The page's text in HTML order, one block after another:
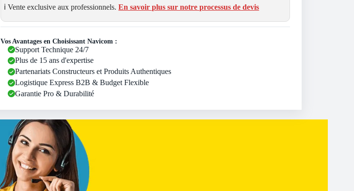
ℹ️ Vente exclusive aux professionnels.En savoir plus sur notre processus de devis
Vos Avantages en Choisissant Navicom :
Support Technique 24/7
Plus de 15 ans d'expertise
Partenariats Constructeurs et Produits Authentiques
Logistique Express B2B & Budget Flexible
Garantie Pro & Durabilité